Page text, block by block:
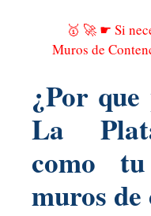
🥇 🚀 ☛ Si
Muros de
¿Por
La
como
muros